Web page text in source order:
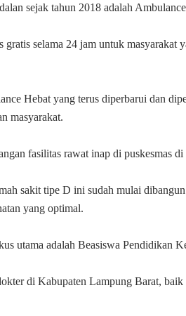
sejak tahun 2018 adalah
selama 24 jam untuk masyarakat
Hebat yang terus diperbarui dan
masyarakat.
fasilitas rawat inap di puskesmas
sakit tipe D ini sudah mulai
yang optimal.
utama adalah Beasiswa Pendidikan
di Kabupaten Lampung Barat,